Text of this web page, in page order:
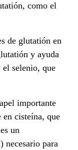
como el
de glutatión en
y ayuda
selenio, que
importante
en cisteína, que
un
necesario para